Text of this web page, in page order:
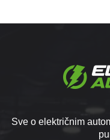
Sve o električnim